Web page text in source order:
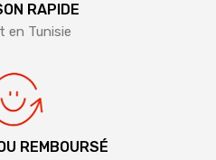
RAPIDE
en Tunisie
REMBOURSÉ